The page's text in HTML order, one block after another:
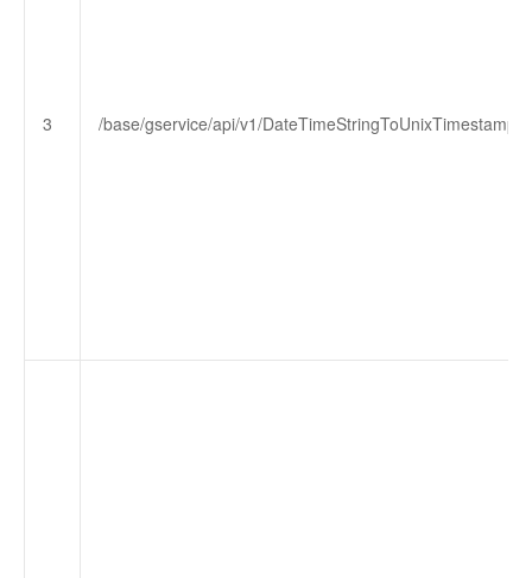
3 /base/gservice/api/v1/DateTimeStringToUnixTimestamp